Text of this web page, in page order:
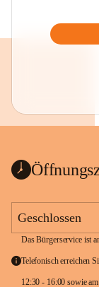
Geschlossen
Das Bürgerservice ist